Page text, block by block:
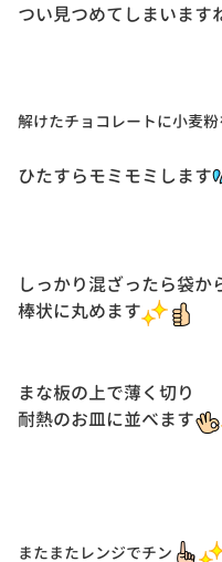
つい見つめてしまいます
解けたチョコレートに小麦
ひたすらモミモミします
しっかり混ざったら袋か
棒状に丸めます
まな板の上で薄く切り
耐熱のお皿に並べます
またまたレンジでチン